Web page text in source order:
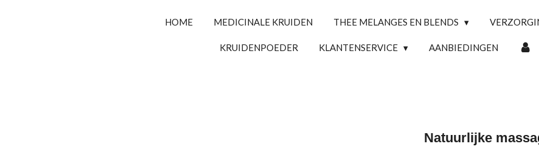
HOME MEDICINALE KRUIDEN THEE MELANGES EN BLENDS
KRUIDENPOEDER KLANTENSERVICE AANBIEDINGEN
Natuurlijke